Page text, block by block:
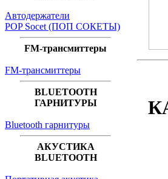
Автодержатели
POP Socet (ПОП СОКЕТЫ)
FM-трансмиттеры
FM-трансмиттеры
BLUETOOTH
ГАРНИТУРЫ
Bluetooth гарнитуры
АКУСТИКА
BLUETOOTH